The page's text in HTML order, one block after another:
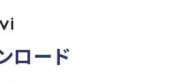
ロード